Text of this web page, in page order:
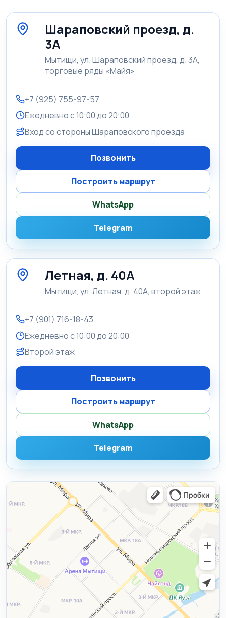
Шараповский проезд, д.
3А
Мытищи, ул. Шараповский проезд, д. 3А,
торговые ряды «Майя»
+7 (925) 755-97-57
Ежедневно с 10:00 до 20:00
Вход со стороны Шараповского проезда
Позвонить
Построить маршрут
WhatsApp
Telegram
Летная, д. 40А
Мытищи, ул. Летная, д. 40А, второй этаж
+7 (901) 716-18-43
Ежедневно с 10:00 до 20:00
Второй этаж
Позвонить
Построить маршрут
WhatsApp
Telegram